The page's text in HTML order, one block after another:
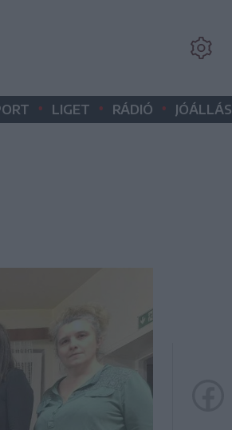
• LIGET • RÁDIÓ • JÓÁLLÁS